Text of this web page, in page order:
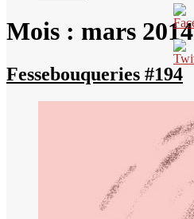
Mois : mars 2014
Fessebouqueries #194